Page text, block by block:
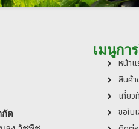
กัด
เมนูกา
หน้าแ
สินค้า
เกี่ยว
ขอใบ